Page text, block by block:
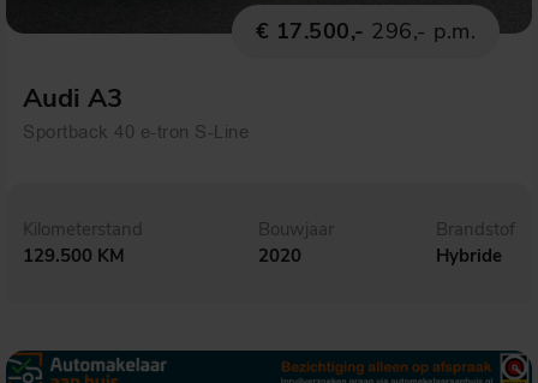
€ 17.500,- 296,- p.m.
Audi A3
Sportback 40 e-tron S-Line
Kilometerstand
129.500 KM
Bouwjaar
2020
Brandstof
Hybride